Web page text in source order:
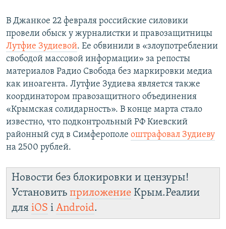
В Джанкое 22 февраля российские силовики
провели обыск у журналистки и правозащитницы
Лутфие Зудиевой. Ее обвинили в «злоупотреблении
свободой массовой информации» за репосты
материалов Радио Свобода без маркировки медиа
как иноагента. Лутфие Зудиева является также
координатором правозащитного объединения
«Крымская солидарность». В конце марта стало
известно, что подконтрольный РФ Киевский
районный суд в Симферополе оштрафовал Зудиеву
на 2500 рублей.
Новости без блокировки и цензуры!
Установить приложение Крым.Реалии
для iOS і Android.